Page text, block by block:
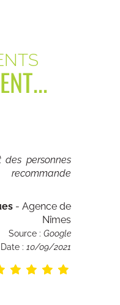
personnes
- Agence de
Nîmes
Source : Google
Date : 10/09/2021